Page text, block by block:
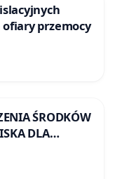
ofiary przemocy
ŚRODKÓW
DLA